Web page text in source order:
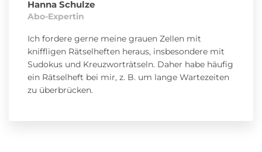
Hanna Schulze
Abo-Expertin
Ich fordere gerne meine grauen Zellen mit
kniffligen Rätselheften heraus, insbesondere mit
Sudokus und Kreuzworträtseln. Daher habe häufig
ein Rätselheft bei mir, z. B. um lange Wartezeiten
zu überbrücken.